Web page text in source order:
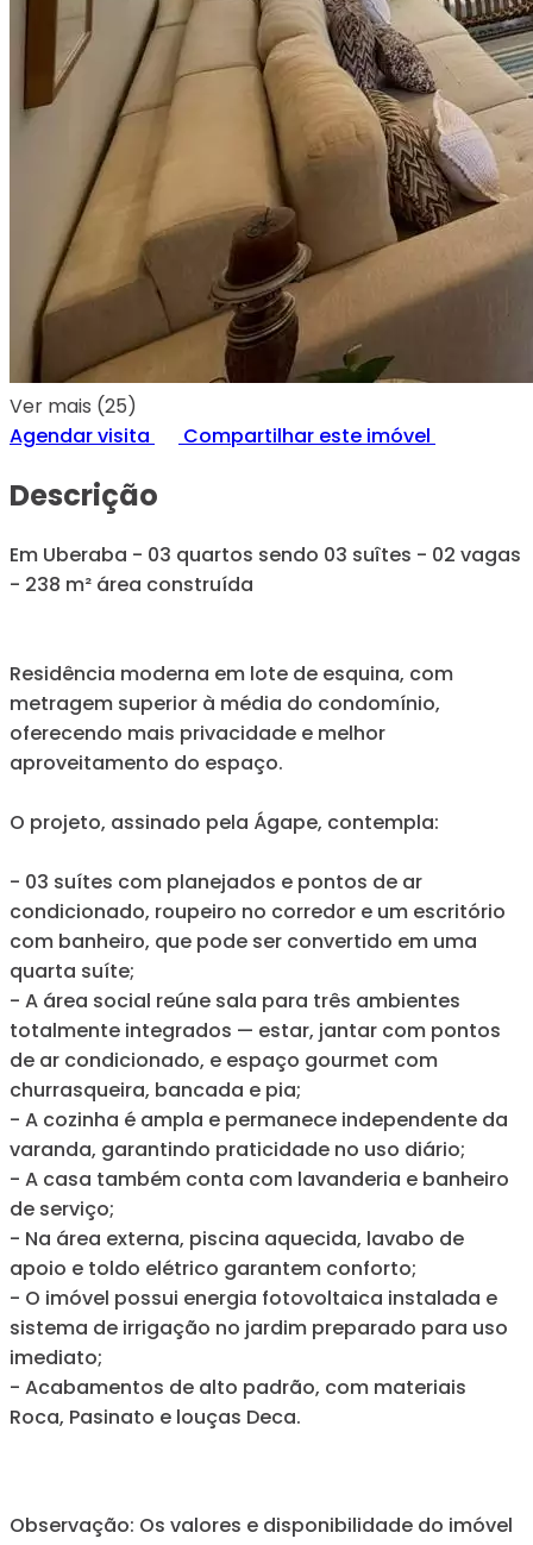
Ver mais (25)
Agendar visita
Compartilhar este imóvel
Descrição
Em Uberaba - 03 quartos sendo 03 suîtes - 02 vagas
- 238 m² área construída
Residência moderna em lote de esquina, com
metragem superior à média do condomínio,
oferecendo mais privacidade e melhor
aproveitamento do espaço.
O projeto, assinado pela Ágape, contempla:
- 03 suítes com planejados e pontos de ar
condicionado, roupeiro no corredor e um escritório
com banheiro, que pode ser convertido em uma
quarta suíte;
- A área social reúne sala para três ambientes
totalmente integrados — estar, jantar com pontos
de ar condicionado, e espaço gourmet com
churrasqueira, bancada e pia;
- A cozinha é ampla e permanece independente da
varanda, garantindo praticidade no uso diário;
- A casa também conta com lavanderia e banheiro
de serviço;
- Na área externa, piscina aquecida, lavabo de
apoio e toldo elétrico garantem conforto;
- O imóvel possui energia fotovoltaica instalada e
sistema de irrigação no jardim preparado para uso
imediato;
- Acabamentos de alto padrão, com materiais
Roca, Pasinato e louças Deca.
Observação: Os valores e disponibilidade do imóvel